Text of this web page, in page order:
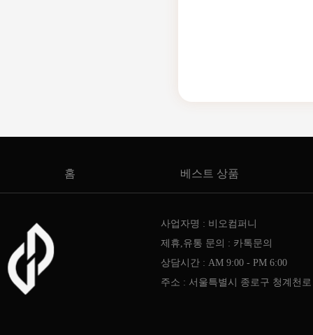
홈 베스트 상품
사업자명 : 비오컴퍼니
제휴,유통 문의 : 카톡문의
상담시간 : AM 9:00 - PM 6:00
주소 : 서울특별시 종로구 청계천로